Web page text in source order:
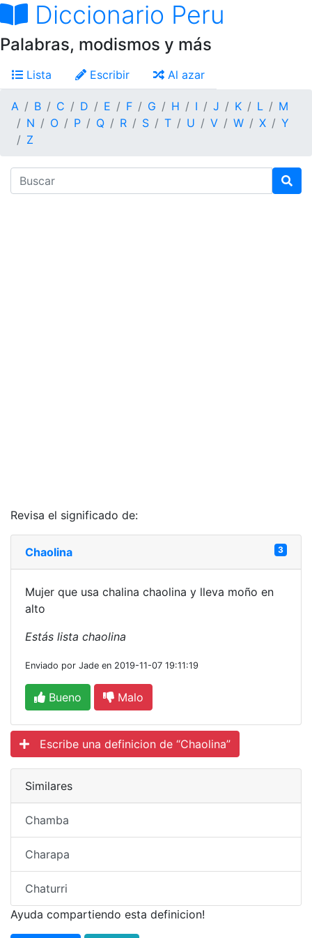
Diccionario Peru
Palabras, modismos y más
Lista Escribir Al azar
A B C D E F G H I J K L
M
N
O P Q R S T U V W X
Y
Z
Revisa el significado de:
Chaolina 3
Mujer que usa chalina chaolina y lleva moño en
alto
Estás lista chaolina
Enviado por Jade en 2019-11-07 19:11:19
Bueno Malo
Escribe una definicion de “Chaolina”
Similares
Chamba
Charapa
Chaturri
Ayuda compartiendo esta definicion!